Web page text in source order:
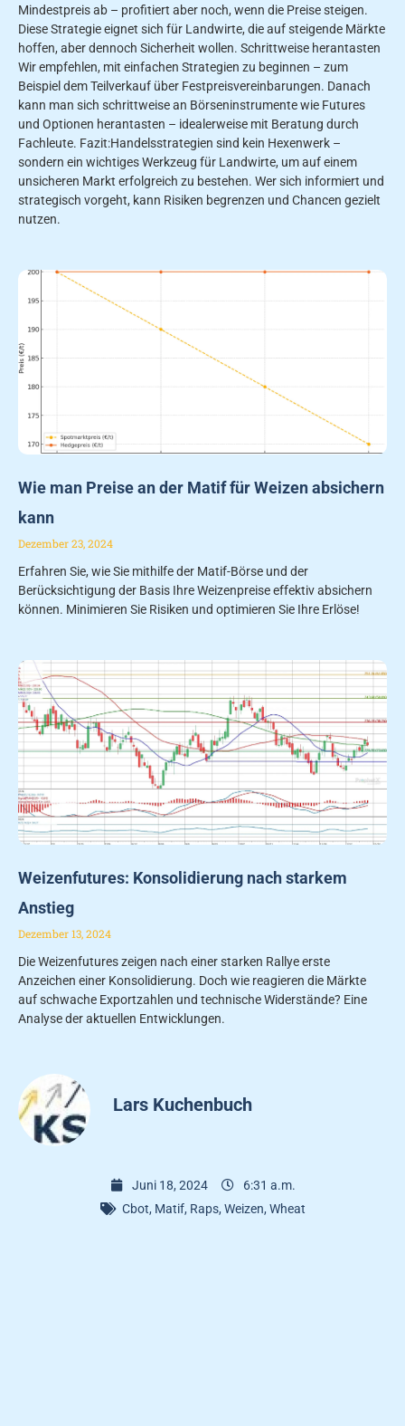
Mindestpreis ab – profitiert aber noch, wenn die Preise steigen.
Diese Strategie eignet sich für Landwirte, die auf steigende Märkte
hoffen, aber dennoch Sicherheit wollen. Schrittweise herantasten
Wir empfehlen, mit einfachen Strategien zu beginnen – zum
Beispiel dem Teilverkauf über Festpreisvereinbarungen. Danach
kann man sich schrittweise an Börseninstrumente wie Futures
und Optionen herantasten – idealerweise mit Beratung durch
Fachleute. Fazit:Handelsstrategien sind kein Hexenwerk –
sondern ein wichtiges Werkzeug für Landwirte, um auf einem
unsicheren Markt erfolgreich zu bestehen. Wer sich informiert und
strategisch vorgeht, kann Risiken begrenzen und Chancen gezielt
nutzen.
Wie man Preise an der Matif für Weizen absichern
kann
Dezember 23, 2024
Erfahren Sie, wie Sie mithilfe der Matif-Börse und der
Berücksichtigung der Basis Ihre Weizenpreise effektiv absichern
können. Minimieren Sie Risiken und optimieren Sie Ihre Erlöse!
Weizenfutures: Konsolidierung nach starkem
Anstieg
Dezember 13, 2024
Die Weizenfutures zeigen nach einer starken Rallye erste
Anzeichen einer Konsolidierung. Doch wie reagieren die Märkte
auf schwache Exportzahlen und technische Widerstände? Eine
Analyse der aktuellen Entwicklungen.
Lars Kuchenbuch
Juni 18, 2024
6:31 a.m.
Cbot, Matif, Raps, Weizen, Wheat